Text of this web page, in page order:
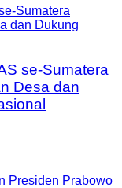
se-Sumatera
Desa dan